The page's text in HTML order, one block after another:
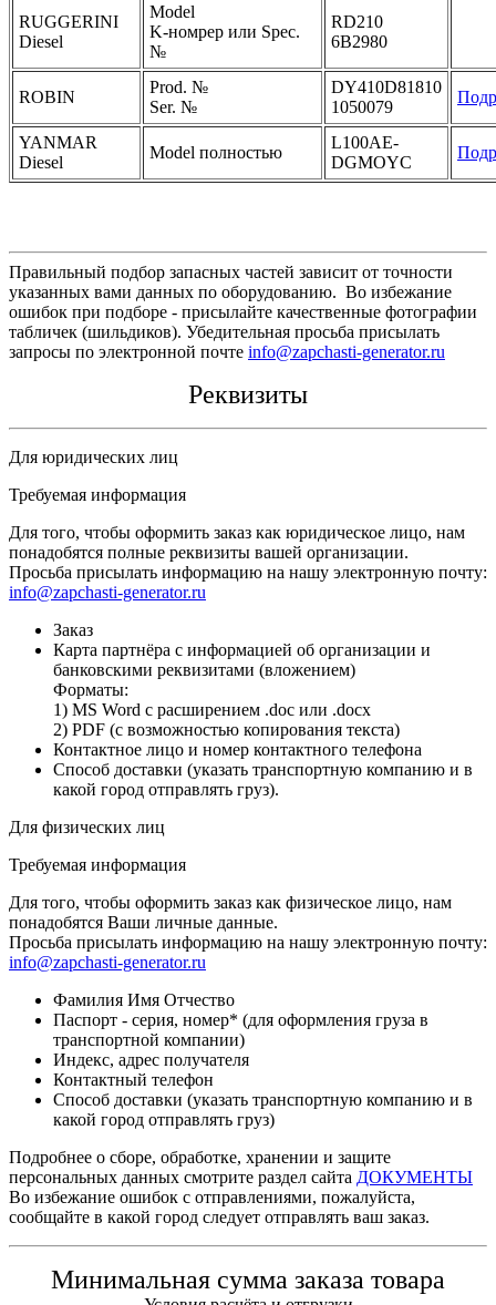
RUGGERINI
Diesel
Model
K-номрер или Spec.
№
RD210
6B2980
ROBIN
Prod. №
Ser. №
DY410D81810
1050079
YANMAR
Diesel
Model полностью
L100AE-
DGMOYC
Правильный подбор запасных частей зависит от точности
указанных вами данных по оборудованию. Во избежание
ошибок при подборе - присылайте качественные фотографии
табличек (шильдиков). Убедительная просьба присылать
запросы по электронной почте info@zapchasti-generator.ru
Реквизиты
Для юридических лиц
Требуемая информация
Для того, чтобы оформить заказ как юридическое лицо, нам
понадобятся полные реквизиты вашей организации.
Просьба присылать информацию на нашу электронную почту:
info@zapchasti-generator.ru
Заказ
Карта партнёра с информацией об организации и
банковскими реквизитами (вложением)
Форматы:
1) MS Word с расширением .doc или .docx
2) PDF (с возможностью копирования текста)
Контактное лицо и номер контактного телефона
Способ доставки (указать транспортную компанию и в
какой город отправлять груз).
Для физических лиц
Требуемая информация
Для того, чтобы оформить заказ как физическое лицо, нам
понадобятся Ваши личные данные.
Просьба присылать информацию на нашу электронную почту:
info@zapchasti-generator.ru
Фамилия Имя Отчество
Паспорт - серия, номер* (для оформления груза в
транспортной компании)
Индекс, адрес получателя
Контактный телефон
Способ доставки (указать транспортную компанию и в
какой город отправлять груз)
Подробнее о сборе, обработке, хранении и защите
персональных данных смотрите раздел сайта ДОКУМЕНТЫ
Во избежание ошибок с отправлениями, пожалуйста,
сообщайте в какой город следует отправлять ваш заказ.
Минимальная сумма заказа товара